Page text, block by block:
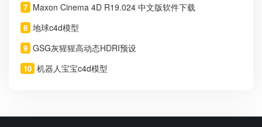
7 Maxon Cinema 4D R19.024 中文版软件下载
8 地球c4d模型
9 GSG灰猩猩高动态HDRI预设
10 机器人宝宝c4d模型